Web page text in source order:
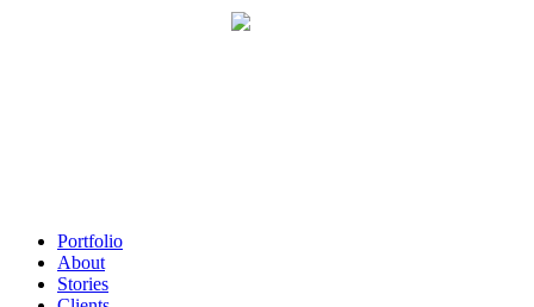
Portfolio
About
Stories